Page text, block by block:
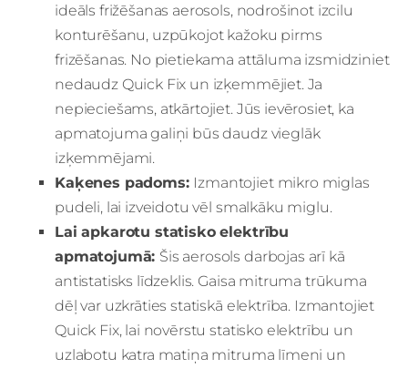
ideāls frižēšanas aerosols, nodrošinot izcilu
konturēšanu, uzpūkojot kažoku pirms
frizēšanas. No pietiekama attāluma izsmidziniet
nedaudz Quick Fix un izķemmējiet. Ja
nepieciešams, atkārtojiet. Jūs ievērosiet, ka
apmatojuma galiņi būs daudz vieglāk
izķemmējami.
Kaķenes padoms: Izmantojiet mikro miglas
pudeli, lai izveidotu vēl smalkāku miglu.
Lai apkarotu statisko elektrību
apmatojumā: Šis aerosols darbojas arī kā
antistatisks līdzeklis. Gaisa mitruma trūkuma
dēļ var uzkrāties statiskā elektrība. Izmantojiet
Quick Fix, lai novērstu statisko elektrību un
uzlabotu katra matiņa mitruma līmeni un